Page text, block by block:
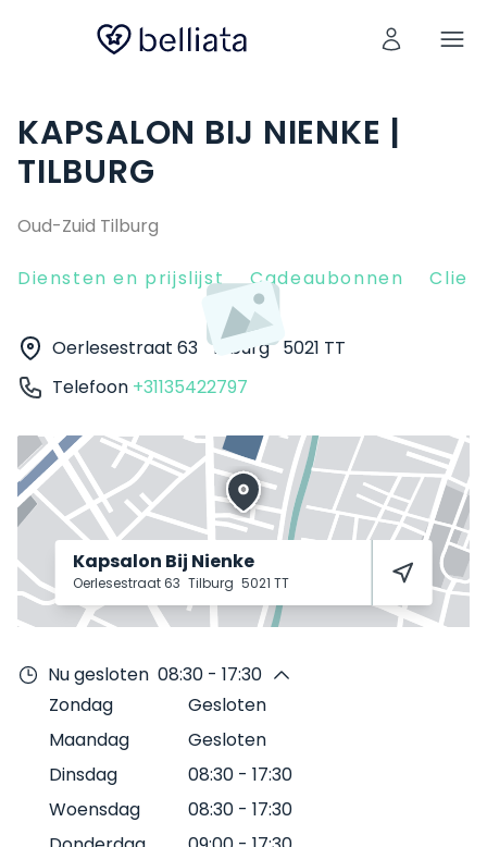
KAPSALON BIJ NIENKE |
TILBURG
Oud-Zuid Tilburg
Diensten en prijslijst Cadeaubonnen
Oerlesestraat 63 Tilburg 5021 TT
Telefoon +31135422797
Kapsalon Bij Nienke
Oerlesestraat 63 Tilburg 5021 TT
Nu gesloten 08:30 - 17:30
Zondag
Gesloten
Maandag
Gesloten
Dinsdag
08:30 - 17:30
Woensdag
08:30 - 17:30